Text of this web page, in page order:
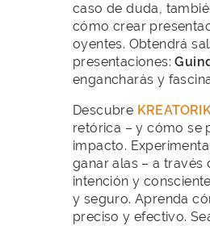
caso de duda,
cómo crear
oyentes. Obtendrá
presentaciones:
engancharás y
Descubre
retórica – y cómo se
impacto.
ganar alas – a
intención y
y seguro. Aprenda
preciso y efectivo.